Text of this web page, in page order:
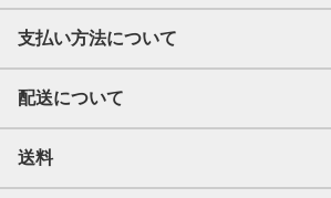
支払い方法について
配送について
送料